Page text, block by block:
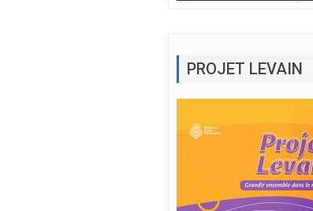
PROJET LEVAIN